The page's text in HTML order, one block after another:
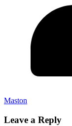
Maston
Leave a Reply